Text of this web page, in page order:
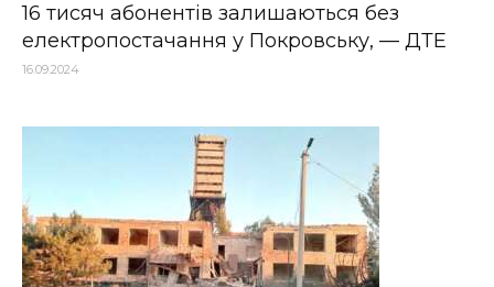
16 тисяч абонентів залишаються без
електропостачання у Покровську, — ДТЕ
16.09.2024